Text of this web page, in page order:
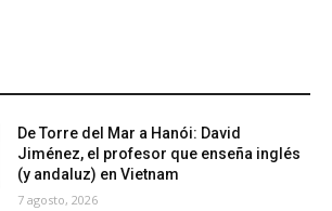
De Torre del Mar a Hanói: David
Jiménez, el profesor que enseña inglés
(y andaluz) en Vietnam
7 agosto, 2026